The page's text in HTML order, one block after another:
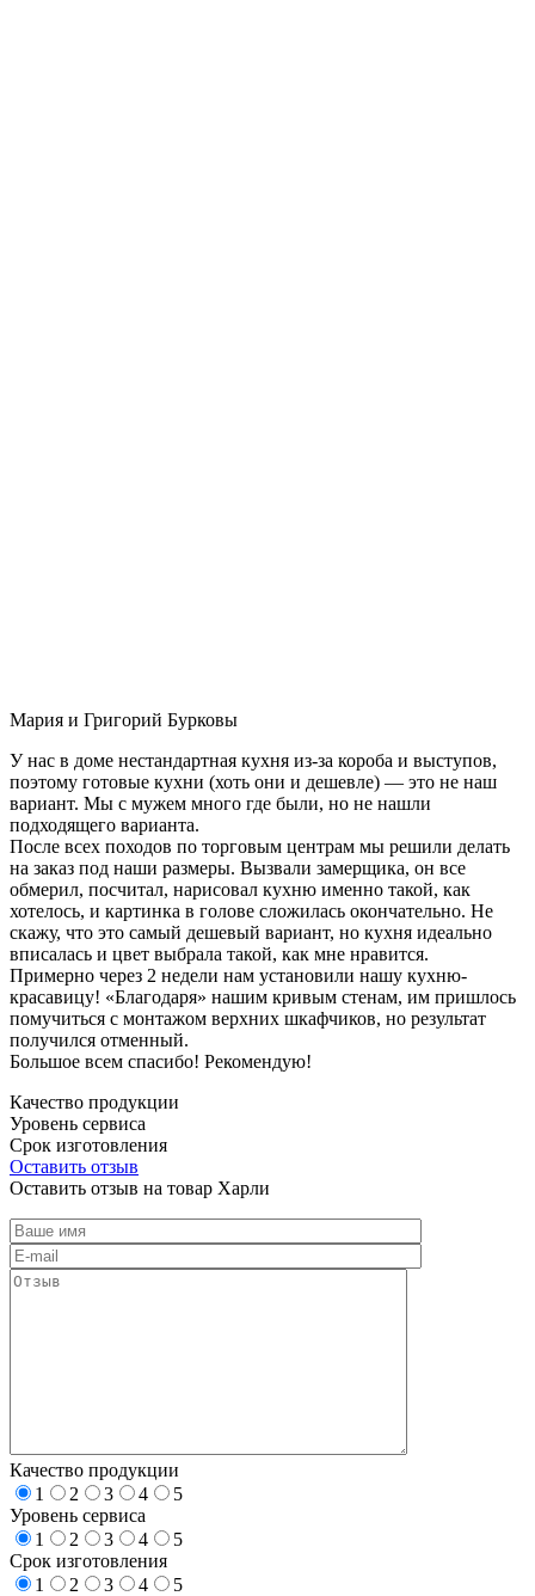
Мария и Григорий Бурковы
У нас в доме нестандартная кухня из-за короба и выступов,
поэтому готовые кухни (хоть они и дешевле) — это не наш
вариант. Мы с мужем много где были, но не нашли
подходящего варианта.
После всех походов по торговым центрам мы решили делать
на заказ под наши размеры. Вызвали замерщика, он все
обмерил, посчитал, нарисовал кухню именно такой, как
хотелось, и картинка в голове сложилась окончательно. Не
скажу, что это самый дешевый вариант, но кухня идеально
вписалась и цвет выбрала такой, как мне нравится.
Примерно через 2 недели нам установили нашу кухню-
красавицу! «Благодаря» нашим кривым стенам, им пришлось
помучиться с монтажом верхних шкафчиков, но результат
получился отменный.
Большое всем спасибо! Рекомендую!
Качество продукции
Уровень сервиса
Срок изготовления
Оставить отзыв
Оставить отзыв на товар Харли
Качество продукции
1
2 3 4
5
Уровень сервиса
1
2 3 4
5
Срок изготовления
1
2 3 4
5